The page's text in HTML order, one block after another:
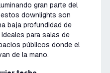
gran parte del
downlights son
baja profundidad de
para salas de
públicos donde el
de la mano.